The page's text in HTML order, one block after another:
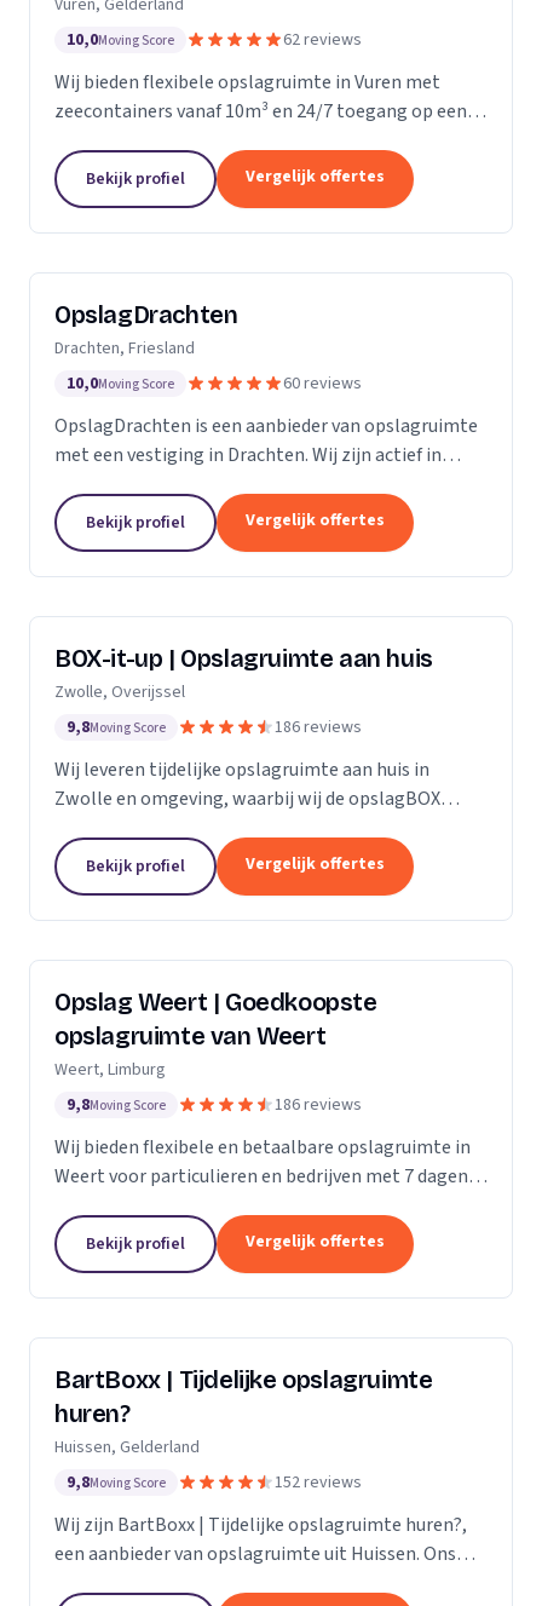
10,0Moving Score 62 reviews
Wij bieden flexibele opslagruimte in Vuren met
zeecontainers vanaf 10m³ en 24/7 toegang op een
Bekijk profiel Vergelijk offertes
OpslagDrachten
Drachten, Friesland
10,0Moving Score 60 reviews
OpslagDrachten is een aanbieder van opslagruimte
met een vestiging in Drachten. Wij zijn actief in
op een 5.
Bekijk profiel Vergelijk offertes
BOX-it-up | Opslagruimte aan huis
Zwolle, Overijssel
9,8Moving Score 186 reviews
Wij leveren tijdelijke opslagruimte aan huis in
Zwolle en omgeving, waarbij wij de opslagBOX
Bekijk profiel Vergelijk offertes
Opslag Weert | Goedkoopste
opslagruimte van Weert
Weert, Limburg
9,8Moving Score 186 reviews
Wij bieden flexibele en betaalbare opslagruimte in
Weert voor particulieren en bedrijven met 7 dagen
Bekijk profiel Vergelijk offertes
BartBoxx | Tijdelijke opslagruimte
huren?
Huissen, Gelderland
9,8Moving Score 152 reviews
Wij zijn BartBoxx | Tijdelijke opslagruimte huren?,
een aanbieder van opslagruimte uit Huissen. Ons